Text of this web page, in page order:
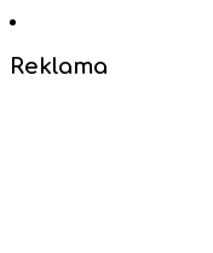
Reklama